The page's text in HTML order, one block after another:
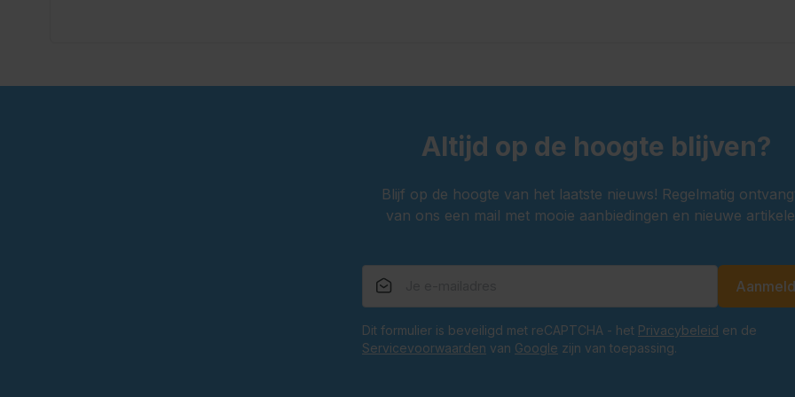
Geschikt voor het Oktoberfest en themafeesten
Altijd op de hoogte blijven?
Blijf op de hoogte van het laatste nieuws! Regelmatig
van ons een mail met mooie aanbiedingen en nieuwe
Dit formulier is beveiligd met reCAPTCHA - het Privacybeleid en de
Servicevoorwaarden van Google zijn van toepassing.